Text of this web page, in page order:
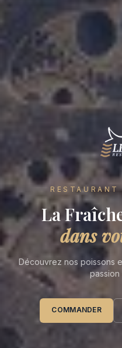
La
dans
Découvrez nos poissons
passion
COMMANDER